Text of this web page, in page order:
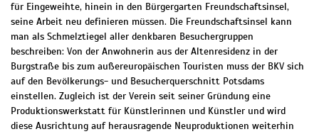
für Eingeweihte, hinein in den Bürgergarten Freundschaftsinsel,
seine Arbeit neu definieren müssen. Die Freundschaftsinsel kann
man als Schmelztiegel aller denkbaren Besuchergruppen
beschreiben: Von der Anwohnerin aus der Altenresidenz in der
Burgstraße bis zum außereuropäischen Touristen muss der BKV sich
auf den Bevölkerungs- und Besucherquerschnitt Potsdams
einstellen. Zugleich ist der Verein seit seiner Gründung eine
Produktionswerkstatt für Künstlerinnen und Künstler und wird
diese Ausrichtung auf herausragende Neuproduktionen weiterhin